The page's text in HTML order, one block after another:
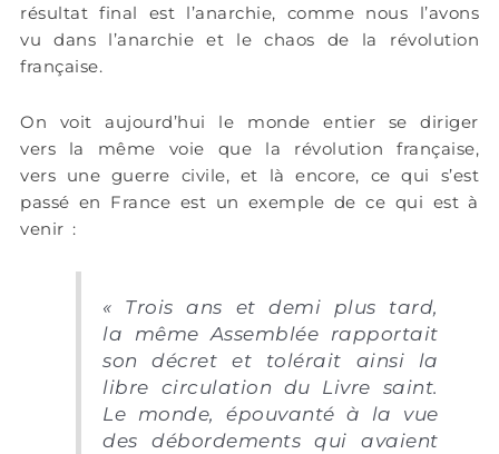
résultat final est l’anarchie, comme nous l’avons
vu dans l’anarchie et le chaos de la révolution
française.
On voit aujourd’hui le monde entier se diriger
vers la même voie que la révolution française,
vers une guerre civile, et là encore, ce qui s’est
passé en France est un exemple de ce qui est à
venir :
« Trois ans et demi plus tard,
la même Assemblée rapportait
son décret et tolérait ainsi la
libre circulation du Livre saint.
Le monde, épouvanté à la vue
des débordements qui avaient